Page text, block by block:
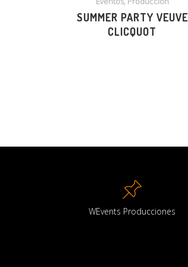
SUMMER PARTY VEUVE
CLICQUOT
WEvents Producciones